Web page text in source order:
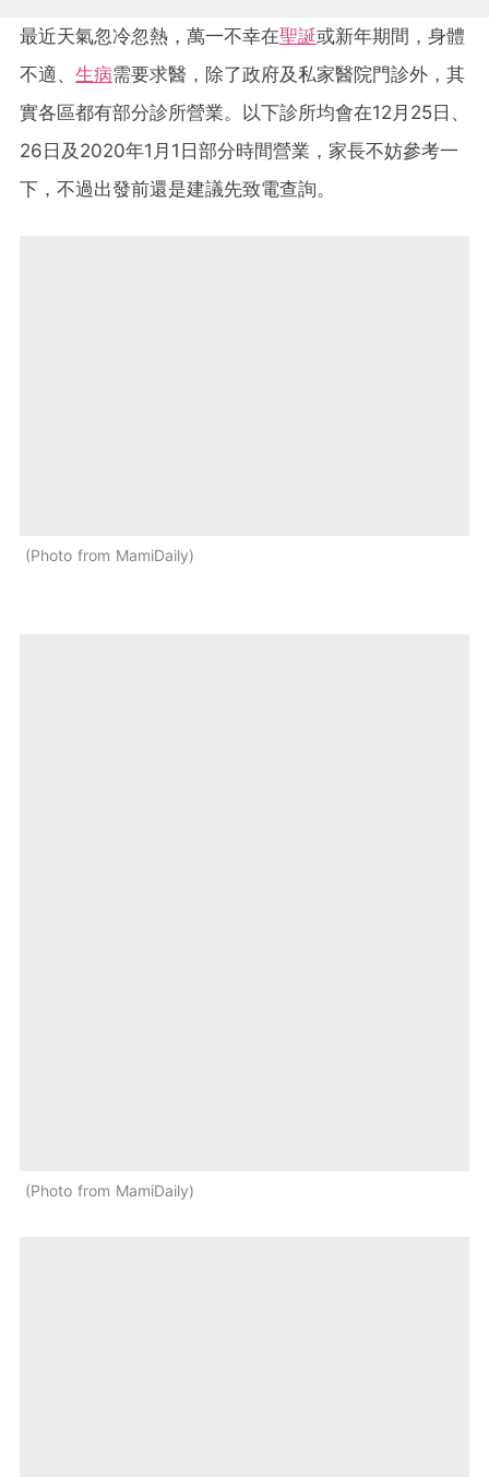
最近天氣忽冷忽熱，萬一不幸在聖誕或新年期間，身體
不適、 生病需要求醫，除了政府及私家醫院門診外，其
實各區都有部分診所營業。以下診所均會在12月25日、
26日及2020年1月1日部分時間營業，家長不妨參考一
下，不過出發前還是建議先致電查詢。
Photo from MamiDaily
Photo from MamiDaily